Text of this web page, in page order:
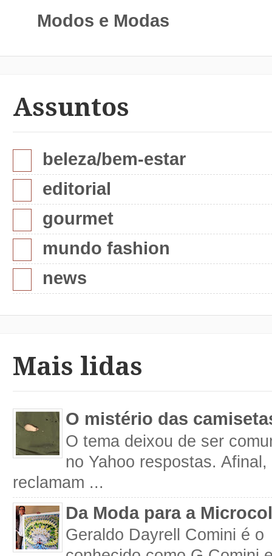
Modos e Modas
Assuntos
beleza/bem-estar
editorial
gourmet
mundo fashion
news
Mais lidas
O mistério das
O tema deixou de ser
no Yahoo respostas.
reclamam ...
Da Moda para a
Geraldo Dayrell Comini é